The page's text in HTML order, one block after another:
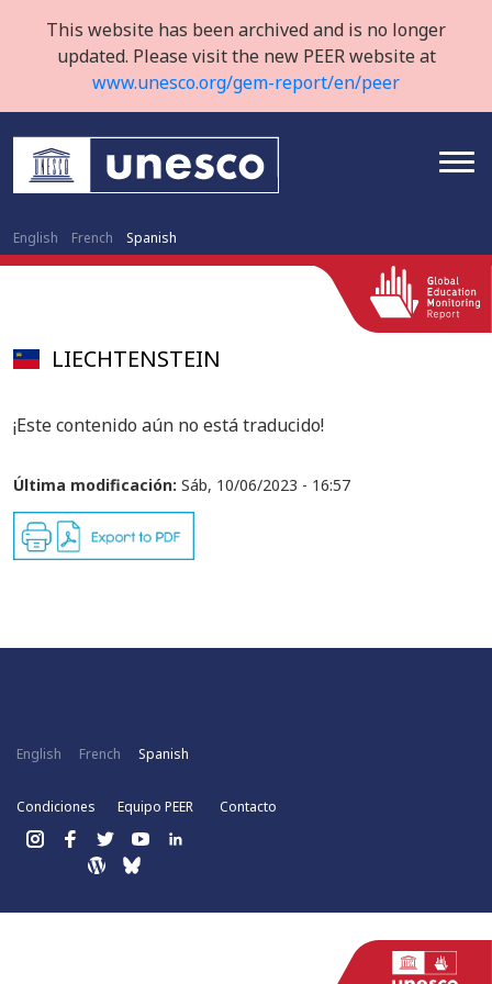
This website has been archived and is no longer
updated. Please visit the new PEER website at
www.unesco.org/gem-report/en/peer
English French Spanish
LIECHTENSTEIN
¡Este contenido aún no está traducido!
Última modificación: Sáb, 10/06/2023 - 16:57
English French Spanish
Condiciones Equipo PEER Contacto